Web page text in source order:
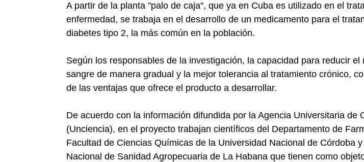
A partir de la planta "palo de caja", que ya en Cuba es utilizado en el
enfermedad, se trabaja en el desarrollo de un medicamento para el
diabetes tipo 2, la más común en la población.
Según los responsables de la investigación, la capacidad para reducir el
sangre de manera gradual y la mejor tolerancia al tratamiento crónico,
de las ventajas que ofrece el producto a desarrollar.
De acuerdo con la información difundida por la Agencia Universitaria de
(Unciencia), en el proyecto trabajan científicos del Departamento de
Facultad de Ciencias Químicas de la Universidad Nacional de Córdoba
Nacional de Sanidad Agropecuaria de La Habana que tienen como